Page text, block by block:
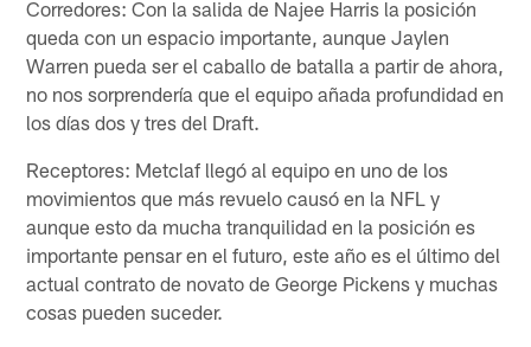
Corredores: Con la salida de Najee Harris la posición
queda con un espacio importante, aunque Jaylen
Warren pueda ser el caballo de batalla a partir de ahora,
no nos sorprendería que el equipo añada profundidad en
los días dos y tres del Draft.
Receptores: Metclaf llegó al equipo en uno de los
movimientos que más revuelo causó en la NFL y
aunque esto da mucha tranquilidad en la posición es
importante pensar en el futuro, este año es el último del
actual contrato de novato de George Pickens y muchas
cosas pueden suceder.